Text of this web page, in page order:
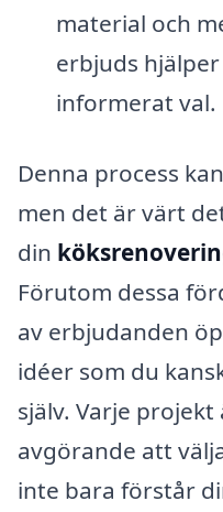
material och
erbjuds
informerat val.
Denna process
men det är värt
din
Förutom dessa
av erbjudanden
idéer som du
själv. Varje
avgörande att
inte bara förstår